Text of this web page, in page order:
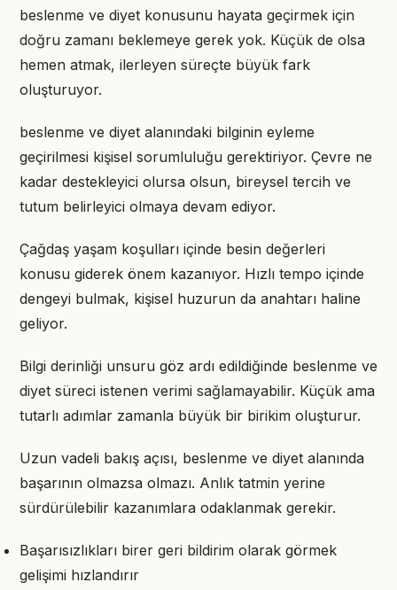
beslenme ve diyet konusunu hayata geçirmek için
doğru zamanı beklemeye gerek yok. Küçük de olsa
hemen atmak, ilerleyen süreçte büyük fark
oluşturuyor.
beslenme ve diyet alanındaki bilginin eyleme
geçirilmesi kişisel sorumluluğu gerektiriyor. Çevre ne
kadar destekleyici olursa olsun, bireysel tercih ve
tutum belirleyici olmaya devam ediyor.
Çağdaş yaşam koşulları içinde besin değerleri
konusu giderek önem kazanıyor. Hızlı tempo içinde
dengeyi bulmak, kişisel huzurun da anahtarı haline
geliyor.
Bilgi derinliği unsuru göz ardı edildiğinde beslenme ve
diyet süreci istenen verimi sağlamayabilir. Küçük ama
tutarlı adımlar zamanla büyük bir birikim oluşturur.
Uzun vadeli bakış açısı, beslenme ve diyet alanında
başarının olmazsa olmazı. Anlık tatmin yerine
sürdürülebilir kazanımlara odaklanmak gerekir.
Başarısızlıkları birer geri bildirim olarak görmek
gelişimi hızlandırır